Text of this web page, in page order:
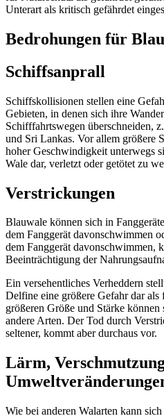
Unterart als kritisch gefährdet
Bedrohungen für
Schiffsanprall
Schiffskollisionen stellen eine
Gebieten, in denen sich ihre
Schifffahrtswegen überschneiden,
und Sri Lankas. Vor allem größere
hoher Geschwindigkeit unterwegs
Wale dar, verletzt oder getötet zu
Verstrickungen
Blauwale können sich in
dem Fanggerät davonschwimmen
dem Fanggerät davonschwimmen,
Beeinträchtigung der
Ein versehentliches Verheddern
Delfine eine größere Gefahr dar
größeren Größe und Stärke
andere Arten. Der Tod durch
seltener, kommt aber durchaus vor.
Lärm,
Wie bei anderen Walarten kann